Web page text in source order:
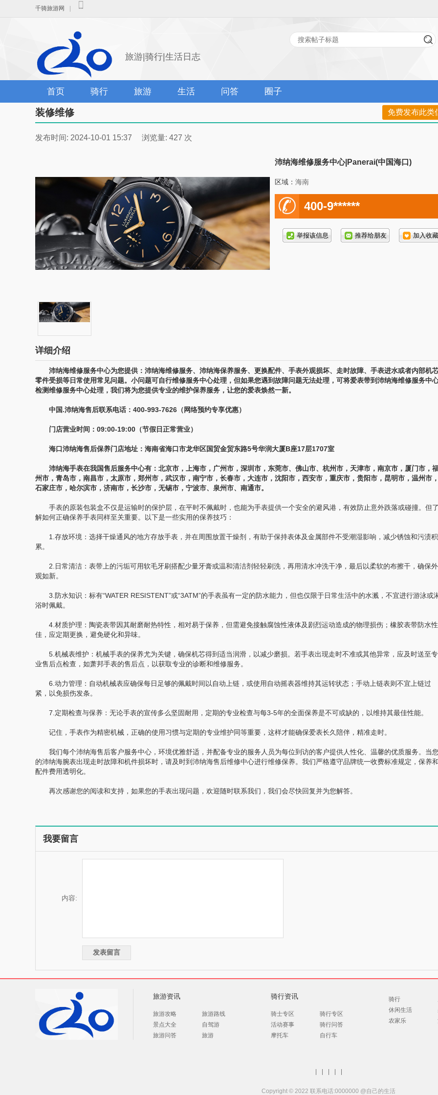
千骑旅游网
旅游|骑行|生活日志
首页 骑行 旅游 生活 问答 圈子
装修维修 免费发布此类
发布时间: 2024-10-01 15:37 浏览量: 427 次
沛纳海维修服务中心|Panerai(中国海口)
区域： 海南
电
话号
400-9******
详细介绍
沛纳海维修服务中心为您提供：沛纳海维修服务、沛纳海保养服务、更换配件、手表外观损坏、走时故障、手表进水或者内部机
零件受损等日常使用常见问题。小问题可自行维修服务中心处理，但如果您遇到故障问题无法处理，可将爱表带到沛纳海维修服务中
检测维修服务中心处理，我们将为您提供专业的维护保养服务，让您的爱表焕然一新。
中国.沛纳海售后联系电话：400-993-7626（网络预约专享优惠）
门店营业时间：09:00-19:00（节假日正常营业）
海口沛纳海售后保养门店地址：海南省海口市龙华区国贸金贸东路5号华润大厦B座17层1707室
沛纳海手表在我国售后服务中心有：北京市，上海市，广州市，深圳市，东莞市、佛山市、杭州市，天津市，南京市，厦门市，
州市，青岛市，南昌市，太原市，郑州市，武汉市，南宁市，长春市，大连市，沈阳市，西安市，重庆市，贵阳市，昆明市，温州市
石家庄市，哈尔滨市，济南市，长沙市，无锡市，宁波市、泉州市、南通市。
手表的原装包装盒不仅是运输时的保护层，在平时不佩戴时，也能为手表提供一个安全的避风港，有效防止意外跌落或碰撞。但
解如何正确保养手表同样至关重要。以下是一些实用的保养技巧：
1.存放环境：选择干燥通风的地方存放手表，并在周围放置干燥剂，有助于保持表体及金属部件不受潮湿影响，减少锈蚀和污渍积
累。
2.日常清洁：表带上的污垢可用软毛牙刷搭配少量牙膏或温和清洁剂轻轻刷洗，再用清水冲洗干净，最后以柔软的布擦干，确保外
观如新。
3.防水知识：标有“WATER RESISTENT”或“3ATM”的手表虽有一定的防水能力，但也仅限于日常生活中的水溅，不宜进行游泳或
浴时佩戴。
4.材质护理：陶瓷表带因其耐磨耐热特性，相对易于保养，但需避免接触腐蚀性液体及剧烈运动造成的物理损伤；橡胶表带防水性
佳，应定期更换，避免硬化和异味。
5.机械表维护：机械手表的保养尤为关键，确保机芯得到适当润滑，以减少磨损。若手表出现走时不准或其他异常，应及时送至专
业售后点检查，如萧邦手表的售后点，以获取专业的诊断和维修服务。
6.动力管理：自动机械表应确保每日足够的佩戴时间以自动上链，或使用自动摇表器维持其运转状态；手动上链表则不宜上链过
紧，以免损伤发条。
7.定期检查与保养：无论手表的宣传多么坚固耐用，定期的专业检查与每3-5年的全面保养是不可或缺的，以维持其最佳性能。
记住，手表作为精密机械，正确的使用习惯与定期的专业维护同等重要，这样才能确保爱表长久陪伴，精准走时。
我们每个沛纳海售后客户服务中心，环境优雅舒适，并配备专业的服务人员为每位到访的客户提供人性化、温馨的优质服务。当
的沛纳海腕表出现走时故障和机件损坏时，请及时到沛纳海售后维修中心进行维修保养。我们严格遵守品牌统一收费标准规定，保养
配件费用透明化。
再次感谢您的阅读和支持，如果您的手表出现问题，欢迎随时联系我们，我们会尽快回复并为您解答。
我要留言
内容:
旅游资讯
旅游攻略
旅游路线
景点大全
自驾游
旅游问答
旅游
骑行资讯
骑士专区
骑行专区
活动赛事
骑行问答
摩托车
自行车
骑行
休闲生活
农家乐
Copyright © 2022 联系电话:0000000 @自己的生活